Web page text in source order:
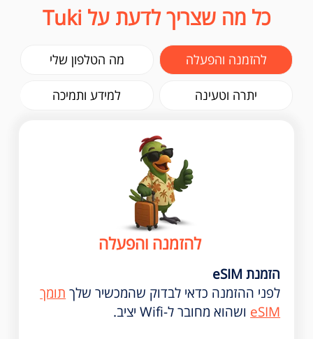
כל מה שצריך לדעת על Tuki
להזמנה והפעלה מה הטלפון שלי
יתרה וטעינה למידע ותמיכה
להזמנה והפעלה
הזמנת eSIM
לפני ההזמנה כדאי לבדוק שהמכשיר שלך תומך
eSIM ושהוא מחובר ל-Wifi יציב.